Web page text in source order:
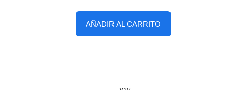
AÑADIR AL CARRITO